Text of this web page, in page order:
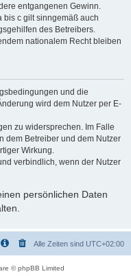
entgangenen Gewinn.
bis c gilt sinngemäß auch
des Betreibers.
nationalem Recht bleiben
und die
wird dem Nutzer per E-
zu widersprechen. Im Falle
dem Betreiber und dem Nutzer
Wirkung.
verbindlich, wenn der Nutzer
persönlichen Daten
Alle Zeiten sind UTC+02:00
© phpBB Limited